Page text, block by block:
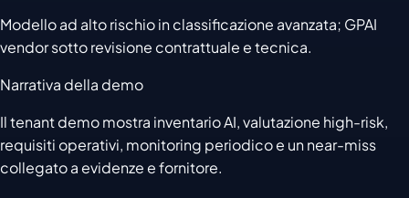
Modello ad alto rischio in classificazione avanzata; GPAI
vendor sotto revisione contrattuale e tecnica.
Narrativa della demo
Il tenant demo mostra inventario AI, valutazione high-risk,
requisiti operativi, monitoring periodico e un near-miss
collegato a evidenze e fornitore.